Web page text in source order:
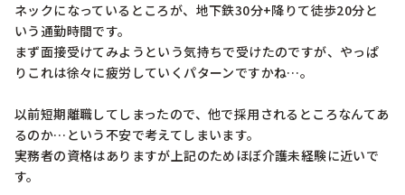
ネックになっているところが、地下鉄30分+降りて徒歩20分と
いう通勤時間です。
まず面接受けてみようという気持ちで受けたのですが、やっぱ
りこれは徐々に疲労していくパターンですかね…。
以前短期離職してしまったので、他で採用されるところなんてあ
るのか…という不安で考えてしまいます。
実務者の資格はありますが上記のためほぼ介護未経験に近いで
す。